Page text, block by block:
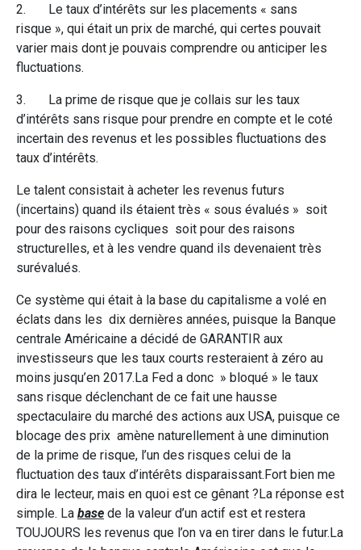
2. Le taux d’intérêts sur les placements « sans
risque », qui était un prix de marché, qui certes pouvait
varier mais dont je pouvais comprendre ou anticiper les
fluctuations.
3. La prime de risque que je collais sur les taux
d’intérêts sans risque pour prendre en compte et le coté
incertain des revenus et les possibles fluctuations des
taux d’intérêts.
Le talent consistait à acheter les revenus futurs
(incertains) quand ils étaient très « sous évalués » soit
pour des raisons cycliques soit pour des raisons
structurelles, et à les vendre quand ils devenaient très
surévalués.
Ce système qui était à la base du capitalisme a volé en
éclats dans les dix dernières années, puisque la Banque
centrale Américaine a décidé de GARANTIR aux
investisseurs que les taux courts resteraient à zéro au
moins jusqu’en 2017.La Fed a donc » bloqué » le taux
sans risque déclenchant de ce fait une hausse
spectaculaire du marché des actions aux USA, puisque ce
blocage des prix amène naturellement à une diminution
de la prime de risque, l’un des risques celui de la
fluctuation des taux d’intérêts disparaissant.Fort bien me
dira le lecteur, mais en quoi est ce gênant ?La réponse est
simple. La base de la valeur d’un actif est et restera
TOUJOURS les revenus que l’on va en tirer dans le futur.La